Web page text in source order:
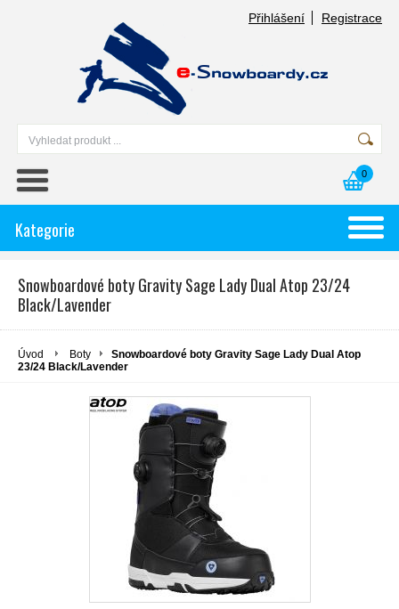
Přihlášení Registrace
0
Kategorie
Snowboardové boty Gravity Sage Lady Dual Atop 23/24
Black/Lavender
Úvod Boty
Snowboardové boty Gravity Sage Lady Dual Atop
23/24 Black/Lavender